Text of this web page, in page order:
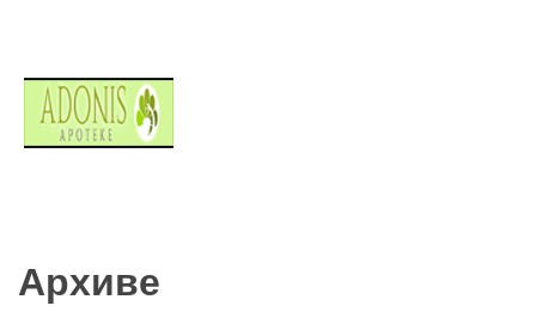
Архиве